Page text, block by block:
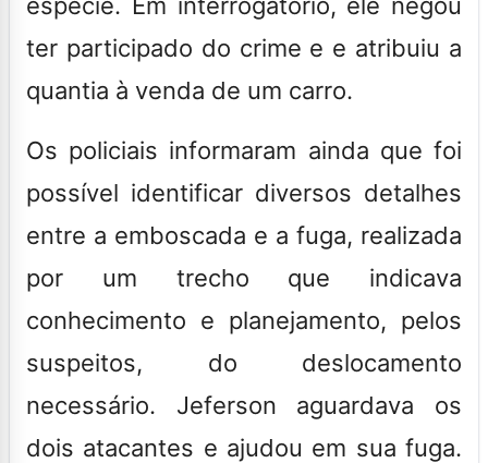
ter participado do crime e e atribuiu a
quantia à venda de um carro.
Os policiais informaram ainda que foi
possível identificar diversos detalhes
entre a emboscada e a fuga, realizada
por um trecho que indicava
conhecimento e planejamento, pelos
suspeitos, do deslocamento
necessário. Jeferson aguardava os
dois atacantes e ajudou em sua fuga.